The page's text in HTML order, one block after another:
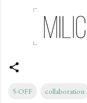
5-OFF collaboration